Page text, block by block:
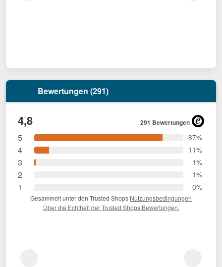
Bewertungen (291)
4,8 291 Bewertungen
5 87%
4 11%
3 1%
2 1%
1 0%
Gesammelt unter den Trusted Shops Nutzungsbedingungen
Über die Echtheit der Trusted Shops Bewertungen.